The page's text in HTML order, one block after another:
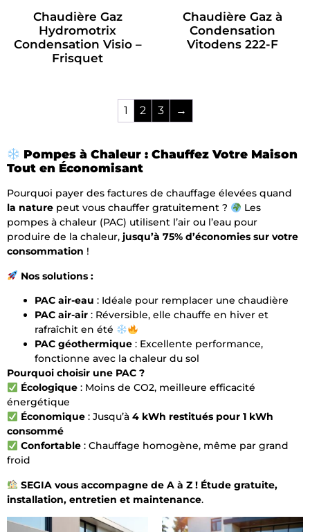
Chaudière Gaz
Hydromotrix
Condensation Visio –
Frisquet
Chaudière Gaz à
Condensation
Vitodens 222-F
1 2 3 →
Pompes à Chaleur : Chauffez Votre Maison
Tout en Économisant
Pourquoi payer des factures de chauffage élevées quand
la nature peut vous chauffer gratuitement ?
Les
pompes à chaleur (PAC) utilisent l’air ou l’eau pour
produire de la chaleur, jusqu’à 75% d’économies sur votre
consommation !
Nos solutions :
PAC air-eau : Idéale pour remplacer une chaudière
PAC air-air : Réversible, elle chauffe en hiver et
rafraîchit en été
PAC géothermique : Excellente performance,
fonctionne avec la chaleur du sol
Pourquoi choisir une PAC ?
Écologique: Moins de CO2, meilleure efficacité
énergétique
Économique: Jusqu’à 4 kWh restitués pour 1 kWh
consommé
Confortable: Chauffage homogène, même par grand
froid
SEGIA vous accompagne de A à Z ! Étude gratuite,
installation, entretien et maintenance.